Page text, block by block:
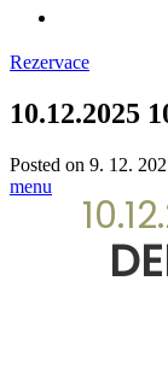
Rezervace
10.12.2025
Posted on 9. 12.
menu